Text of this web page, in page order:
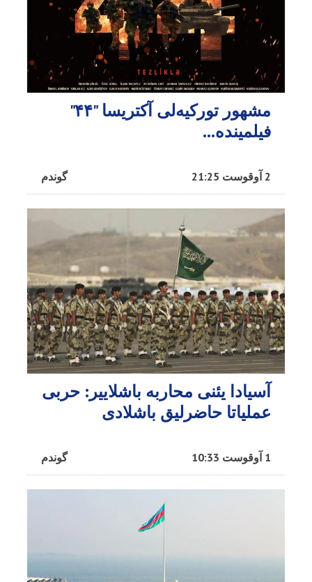
مشهور تورکیه‌لی آکتریسا "۴۴"
فیلمینده...
گوندم 2 آوقوست 21:25
آسیادا یئنی محاربه باشلاییر: حربی
عملیاتا حاضرلیق باشلادی
گوندم 1 آوقوست 10:33